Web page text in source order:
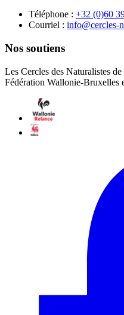
Téléphone : 87 89 93
Courriel :
Nos soutiens
Les Cercles des Naturalistes
Fédération Wallonie-Bruxelles